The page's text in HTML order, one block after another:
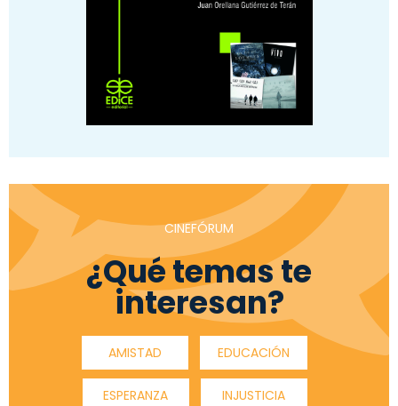
CINEFÓRUM
¿Qué temas te
interesan?
AMISTAD EDUCACIÓN
ESPERANZA INJUSTICIA